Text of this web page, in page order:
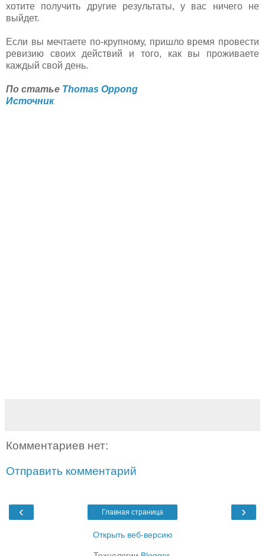
хотите получить другие результаты, у вас ничего не
выйдет.
Если вы мечтаете по-крупному, пришло время провести
ревизию своих действий и того, как вы проживаете
каждый свой день.
По статье Thomas Oppong
Источник
Комментариев нет:
Отправить комментарий
‹ ›
Главная страница
Открыть веб-версию